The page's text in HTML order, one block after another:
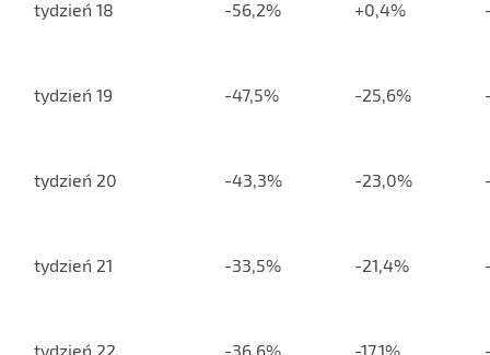
tydzień 18 -56,2% +0,4%
tydzień 19 -47,5% -25,6%
tydzień 20 -43,3% -23,0%
tydzień 21 -33,5% -21,4%
tydzień 22 -36,6% -17,1%